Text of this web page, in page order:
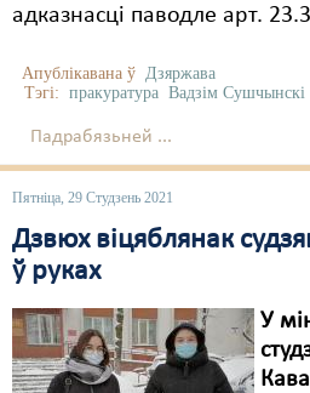
адказнасці паводле арт.
Апублікавана ў Дзяржава
Тэгі: пракуратура Вадзім Сушчынскі
Падрабязьней ...
Пятніца, 29 Студзень 2021
Дзвюх віцяблянак
ў руках
У
Культурныя правы
ЛПП
Мірныя сходы
Праваабаронцы
Правы дзіцяці
Пэнітэнцыярная сыстэма